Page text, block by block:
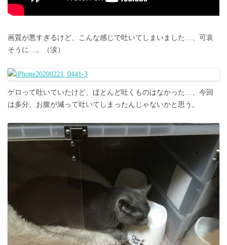
画質が悪すぎるけど、こんな感じで吐いてしまいました…、可哀
そうに…。（涙）
ゲロって吐いていたけど、ほとんど吐くものはなかった…、今回
は多分、お腹が減って吐いてしまったんじゃないかと思う。